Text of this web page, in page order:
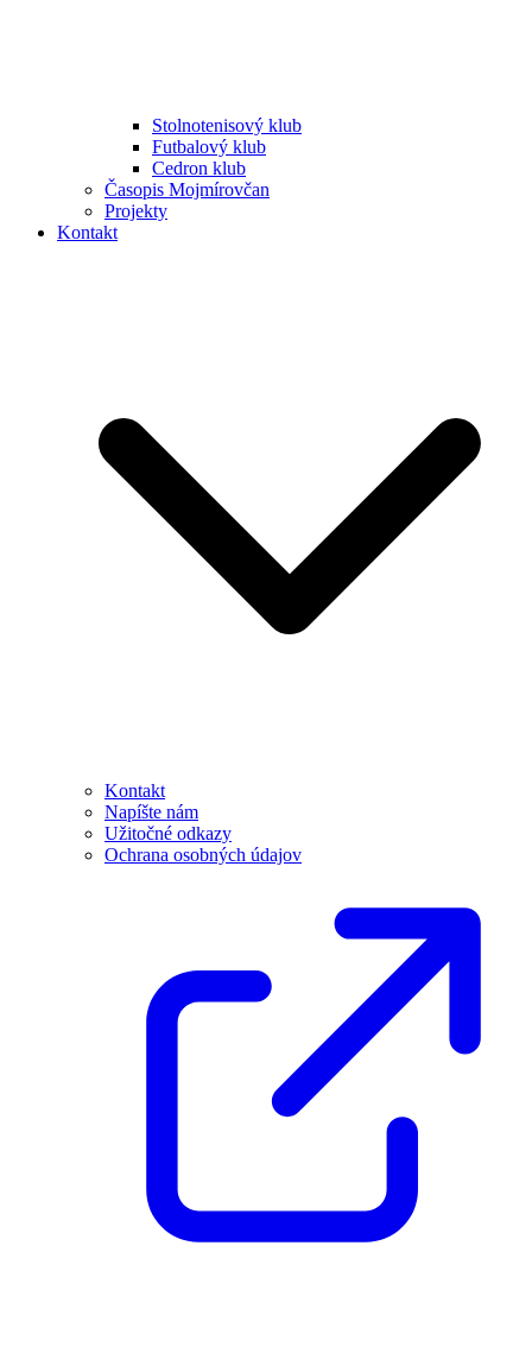
Stolnotenisový klub
Futbalový klub
Cedron klub
Časopis Mojmírovčan
Projekty
Kontakt
Kontakt
Napíšte nám
Užitočné odkazy
Ochrana osobných údajov